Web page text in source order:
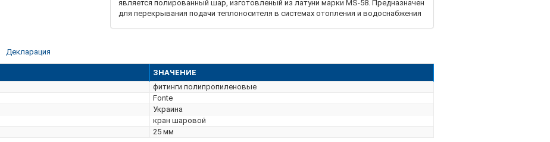
является полированный шар, изготовленый из латуни марки MS-58. Предназначен
для перекрывания подачи теплоносителя в системах отопления и водоснабжения
Декларация
ЗНАЧЕНИЕ
фитинги полипропиленовые
Fonte
Украина
кран шаровой
25 мм